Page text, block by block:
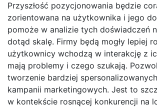
Przyszłość pozycjonowania będzie
zorientowana na użytkownika i jego
pomoże w analizie tych doświadczeń
dotąd skalę. Firmy będą mogły lepiej
użytkownicy wchodzą w interakcję z
mają problemy i czego szukają.
tworzenie bardziej
kampanii marketingowych. Jest to
w kontekście rosnącej konkurencji na